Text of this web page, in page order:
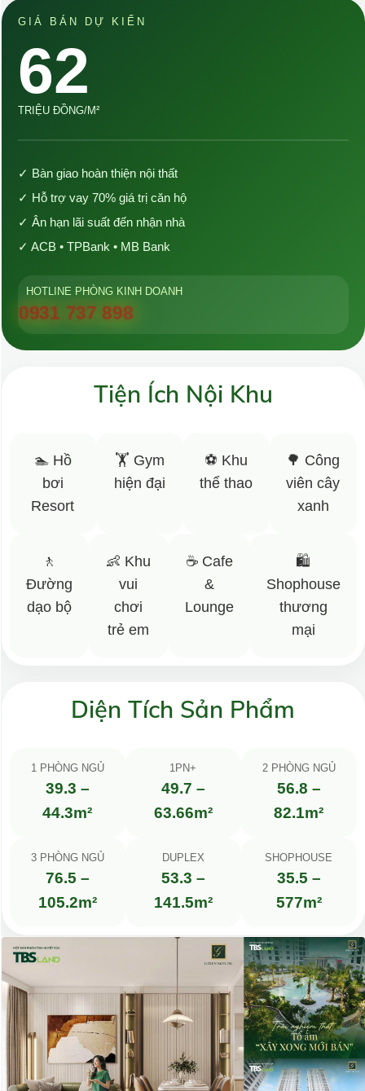
GIÁ BÁN DỰ KIẾN
62
TRIỆU ĐỒNG/M²
✓ Bàn giao hoàn thiện nội thất
✓ Hỗ trợ vay 70% giá trị căn hộ
✓ Ân hạn lãi suất đến nhận nhà
✓ ACB • TPBank • MB Bank
HOTLINE PHÒNG KINH DOANH
0931 737 898
Tiện Ích Nội Khu
🏊 Hồ
bơi
Resort
🏋️ Gym
hiện đại
⚽ Khu
thể thao
🌳 Công
viên cây
xanh
🚶
Đường
dạo bộ
👶 Khu
vui
chơi
trẻ em
☕ Cafe
&
Lounge
🛍️
Shophouse
thương
mại
Diện Tích Sản Phẩm
1 PHÒNG NGỦ
39.3 –
44.3m²
1PN+
49.7 –
63.66m²
2 PHÒNG NGỦ
56.8 –
82.1m²
3 PHÒNG NGỦ
76.5 –
105.2m²
DUPLEX
53.3 –
141.5m²
SHOPHOUSE
35.5 –
577m²